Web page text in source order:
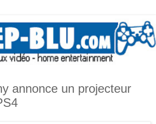
annonce un projecteur